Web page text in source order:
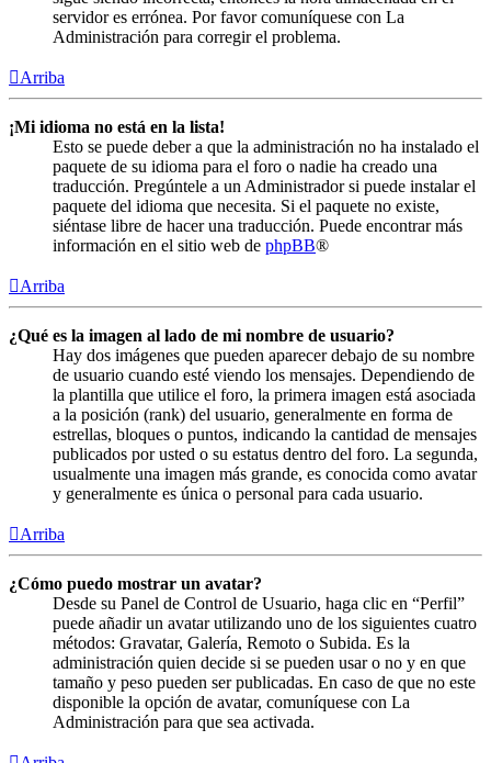
servidor es errónea. Por favor comuníquese con La
Administración para corregir el problema.
Arriba
¡Mi idioma no está en la lista!
Esto se puede deber a que la administración no ha instalado el
paquete de su idioma para el foro o nadie ha creado una
traducción. Pregúntele a un Administrador si puede instalar el
paquete del idioma que necesita. Si el paquete no existe,
siéntase libre de hacer una traducción. Puede encontrar más
información en el sitio web de phpBB®
Arriba
¿Qué es la imagen al lado de mi nombre de usuario?
Hay dos imágenes que pueden aparecer debajo de su nombre
de usuario cuando esté viendo los mensajes. Dependiendo de
la plantilla que utilice el foro, la primera imagen está asociada
a la posición (rank) del usuario, generalmente en forma de
estrellas, bloques o puntos, indicando la cantidad de mensajes
publicados por usted o su estatus dentro del foro. La segunda,
usualmente una imagen más grande, es conocida como avatar
y generalmente es única o personal para cada usuario.
Arriba
¿Cómo puedo mostrar un avatar?
Desde su Panel de Control de Usuario, haga clic en “Perfil”
puede añadir un avatar utilizando uno de los siguientes cuatro
métodos: Gravatar, Galería, Remoto o Subida. Es la
administración quien decide si se pueden usar o no y en que
tamaño y peso pueden ser publicadas. En caso de que no este
disponible la opción de avatar, comuníquese con La
Administración para que sea activada.